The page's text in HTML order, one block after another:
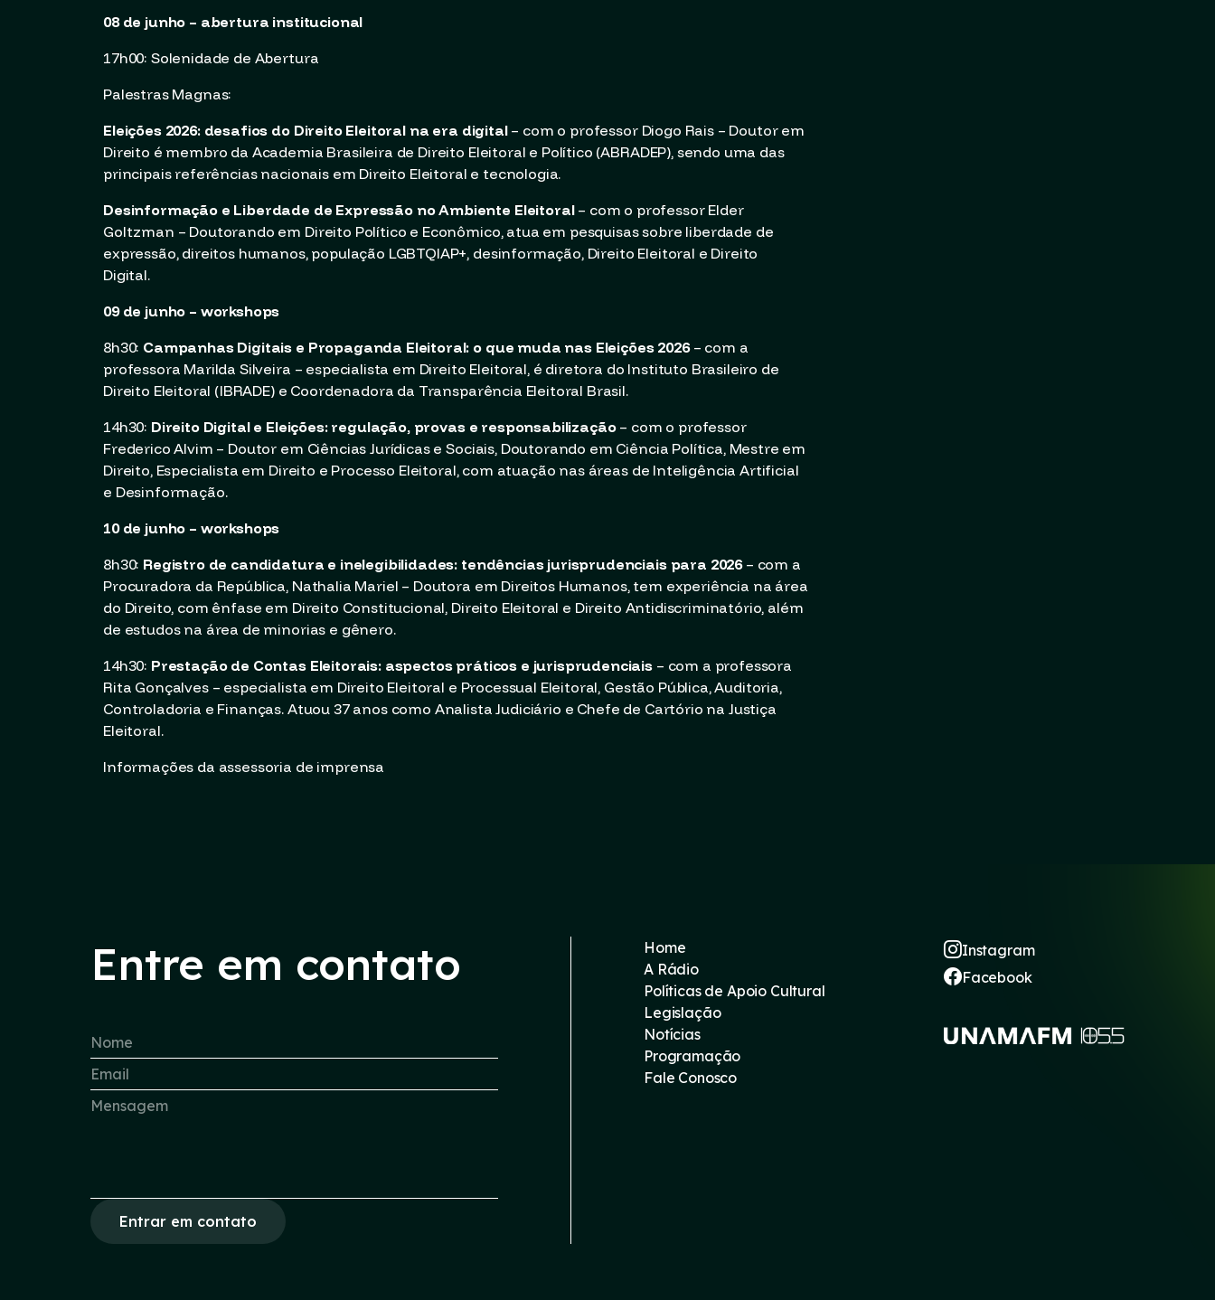
08 de junho – abertura institucional
17h00: Solenidade de Abertura
Palestras Magnas:
Eleições 2026: desafios do Direito Eleitoral na era digital– com o professor Diogo Rais – Doutor em
Direito é membro da Academia Brasileira de Direito Eleitoral e Político (ABRADEP), sendo uma das
principais referências nacionais em Direito Eleitoral e tecnologia.
Desinformação e Liberdade de Expressão no Ambiente Eleitoral– com o professor Elder
Goltzman – Doutorando em Direito Político e Econômico, atua em pesquisas sobre liberdade de
expressão, direitos humanos, população LGBTQIAP+, desinformação, Direito Eleitoral e Direito
Digital.
09 de junho – workshops
8h30: Campanhas Digitais e Propaganda Eleitoral: o que muda nas Eleições 2026– com a
professora Marilda Silveira – especialista em Direito Eleitoral, é diretora do Instituto Brasileiro de
Direito Eleitoral (IBRADE) e Coordenadora da Transparência Eleitoral Brasil.
14h30: Direito Digital e Eleições: regulação, provas e responsabilização– com o professor
Frederico Alvim – Doutor em Ciências Jurídicas e Sociais, Doutorando em Ciência Política, Mestre em
Direito, Especialista em Direito e Processo Eleitoral, com atuação nas áreas de Inteligência Artificial
e Desinformação.
10 de junho – workshops
8h30: Registro de candidatura e inelegibilidades: tendências jurisprudenciais para 2026– com a
Procuradora da República, Nathalia Mariel – Doutora em Direitos Humanos, tem experiência na área
do Direito, com ênfase em Direito Constitucional, Direito Eleitoral e Direito Antidiscriminatório, além
de estudos na área de minorias e gênero.
14h30: Prestação de Contas Eleitorais: aspectos práticos e jurisprudenciais – com a professora
Rita Gonçalves – especialista em Direito Eleitoral e Processual Eleitoral, Gestão Pública, Auditoria,
Controladoria e Finanças. Atuou 37 anos como Analista Judiciário e Chefe de Cartório na Justiça
Eleitoral.
Informações da assessoria de imprensa
Entre em contato
Entrar em contato
Home
A Rádio
Políticas de Apoio Cultural
Legislação
Notícias
Programação
Fale Conosco
Instagram
Facebook